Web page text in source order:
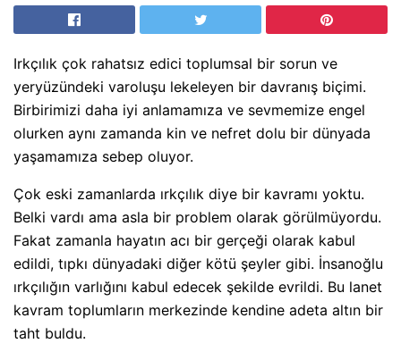
Irkçılık çok rahatsız edici toplumsal bir sorun ve
yeryüzündeki varoluşu lekeleyen bir davranış biçimi.
Birbirimizi daha iyi anlamamıza ve sevmemize engel
olurken aynı zamanda kin ve nefret dolu bir dünyada
yaşamamıza sebep oluyor.
Çok eski zamanlarda ırkçılık diye bir kavramı yoktu.
Belki vardı ama asla bir problem olarak görülmüyordu.
Fakat zamanla hayatın acı bir gerçeği olarak kabul
edildi, tıpkı dünyadaki diğer kötü şeyler gibi. İnsanoğlu
ırkçılığın varlığını kabul edecek şekilde evrildi. Bu lanet
kavram toplumların merkezinde kendine adeta altın bir
taht buldu.